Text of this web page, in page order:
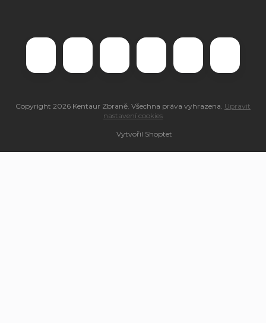
Vytvořil Shoptet
Copyright 2026 Kentaur Zbraně . Všechna práva vyhrazena. Upravit
nastavení cookies